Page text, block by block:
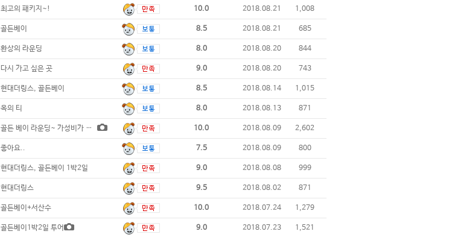
최고의 패키지~! 10.0 2018.08.21 1,008
골든베이 8.5 2018.08.21 685
환상의 라운딩 8.0 2018.08.20 844
다시 가고 싶은 곳 9.0 2018.08.20 743
현대더링스, 골든베이 8.5 2018.08.14 1,015
옥의 티 8.0 2018.08.13 871
골든 베이 라운딩~ 가성비가 갑이네요 ^^ 10.0 2018.08.09 2,602
좋아요.. 7.5 2018.08.09 800
현대더링스, 골든베이 1박2일 9.0 2018.08.08 999
현대더링스 9.5 2018.08.02 871
골든베이+서산수 10.0 2018.07.24 1,279
골든베이1박2일 투어 9.0 2018.07.23 1,521